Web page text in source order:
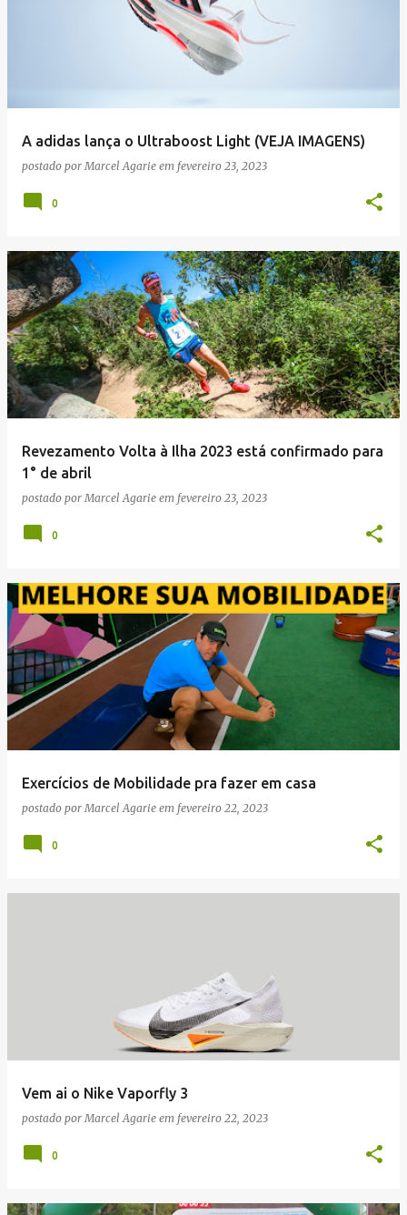
A adidas lança o Ultraboost Light (VEJA IMAGENS)
postado porMarcel Agarie em fevereiro 23, 2023
0
Revezamento Volta à Ilha 2023 está confirmado para
1° de abril
postado porMarcel Agarie em fevereiro 23, 2023
0
Exercícios de Mobilidade pra fazer em casa
postado porMarcel Agarie em fevereiro 22, 2023
0
Vem ai o Nike Vaporfly 3
postado porMarcel Agarie em fevereiro 22, 2023
0